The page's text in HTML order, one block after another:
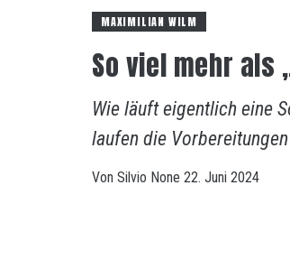
MAXIMILIAN WILM
So viel mehr als
Wie läuft eigentlich eine
laufen die
Von Silvio None 22. Juni 2024